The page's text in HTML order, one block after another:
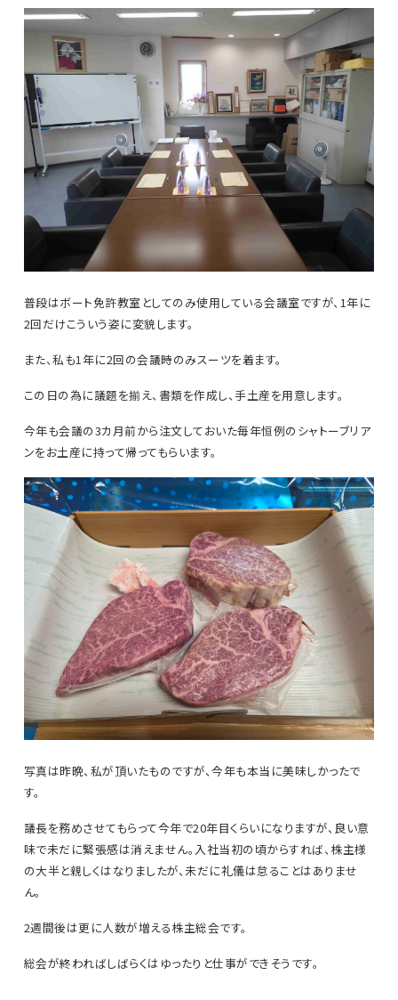
普段はボート免許教室としてのみ使用している会議室ですが、1年に
2回だけこういう姿に変貌します。
また、私も1年に2回の会議時のみスーツを着ます。
この日の為に議題を揃え、書類を作成し、手土産を用意します。
今年も会議の3カ月前から注文しておいた毎年恒例のシャトーブリア
ンをお土産に持って帰ってもらいます。
写真は昨晩、私が頂いたものですが、今年も本当に美味しかったで
す。
議長を務めさせてもらって今年で20年目くらいになりますが、良い意
味で未だに緊張感は消えません。入社当初の頃からすれば、株主様
の大半と親しくはなりましたが、未だに礼儀は怠ることはありませ
ん。
2週間後は更に人数が増える株主総会です。
総会が終わればしばらくはゆったりと仕事ができそうです。